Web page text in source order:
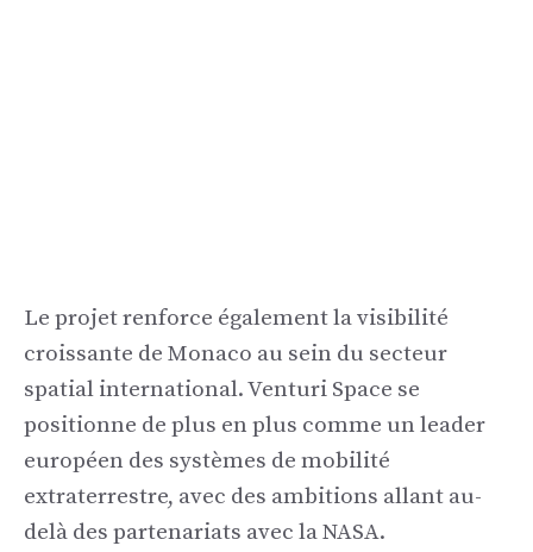
Le projet renforce également la visibilité
croissante de Monaco au sein du secteur
spatial international. Venturi Space se
positionne de plus en plus comme un leader
européen des systèmes de mobilité
extraterrestre, avec des ambitions allant au-
delà des partenariats avec la NASA.